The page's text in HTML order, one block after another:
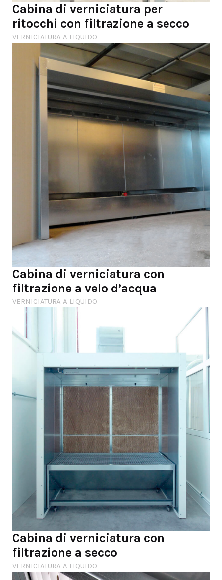
Cabina di verniciatura per
ritocchi con filtrazione a secco
VERNICIATURA A LIQUIDO
Cabina di verniciatura con
filtrazione a velo d’acqua
VERNICIATURA A LIQUIDO
Cabina di verniciatura con
filtrazione a secco
VERNICIATURA A LIQUIDO